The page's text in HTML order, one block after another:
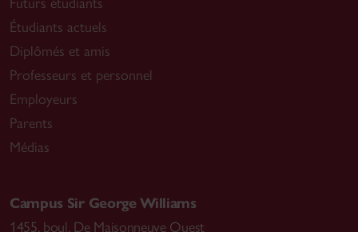
Étudiants actuels
Diplômés et amis
Professeurs et personnel
Employeurs
Parents
Médias
Campus Sir George Williams
1455, boul. De Maisonneuve Ouest